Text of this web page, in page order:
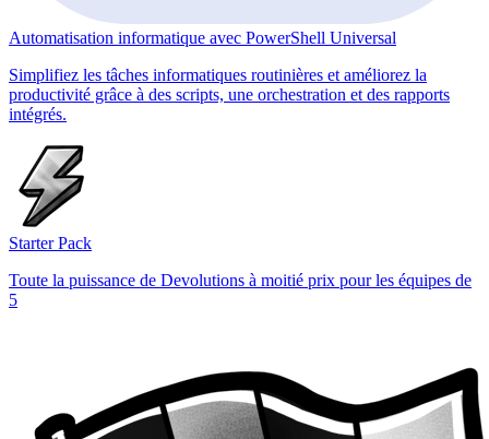
Automatisation informatique avec PowerShell Universal
Simplifiez les tâches informatiques routinières et améliorez la
productivité grâce à des scripts, une orchestration et des rapports
intégrés.
Starter Pack
Toute la puissance de Devolutions à moitié prix pour les équipes de
5